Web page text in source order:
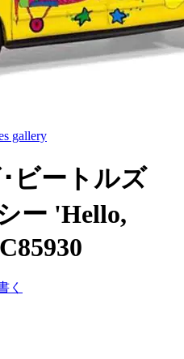
gallery
ビートルズ
ー 'Hello,
く